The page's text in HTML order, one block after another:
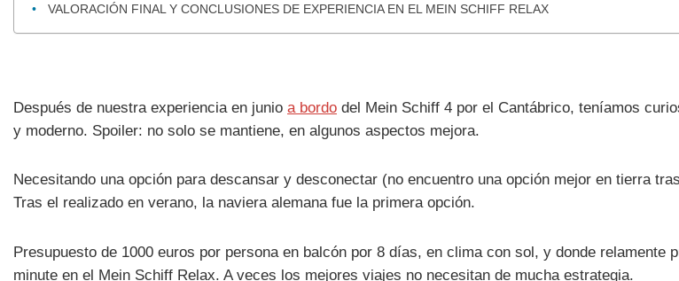
VALORACIÓN FINAL Y CONCLUSIONES DE EXPERIENCIA EN EL MEIN SCHIFF RELAX
Después de nuestra experiencia en junio a bordo del Mein Schiff 4 por el Cantábrico, teníamos
y moderno. Spoiler: no solo se mantiene, en algunos aspectos mejora.
Necesitando una opción para descansar y desconectar (no encuentro una opción mejor en tierra
Tras el realizado en verano, la naviera alemana fue la primera opción.
Presupuesto de 1000 euros por persona en balcón por 8 días, en clima con sol, y donde relamente
minute en el Mein Schiff Relax. A veces los mejores viajes no necesitan de mucha estrategia.